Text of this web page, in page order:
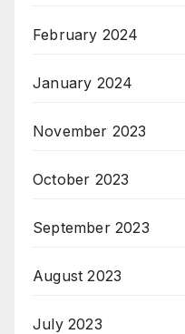
February 2024
January 2024
November 2023
October 2023
September 2023
August 2023
July 2023